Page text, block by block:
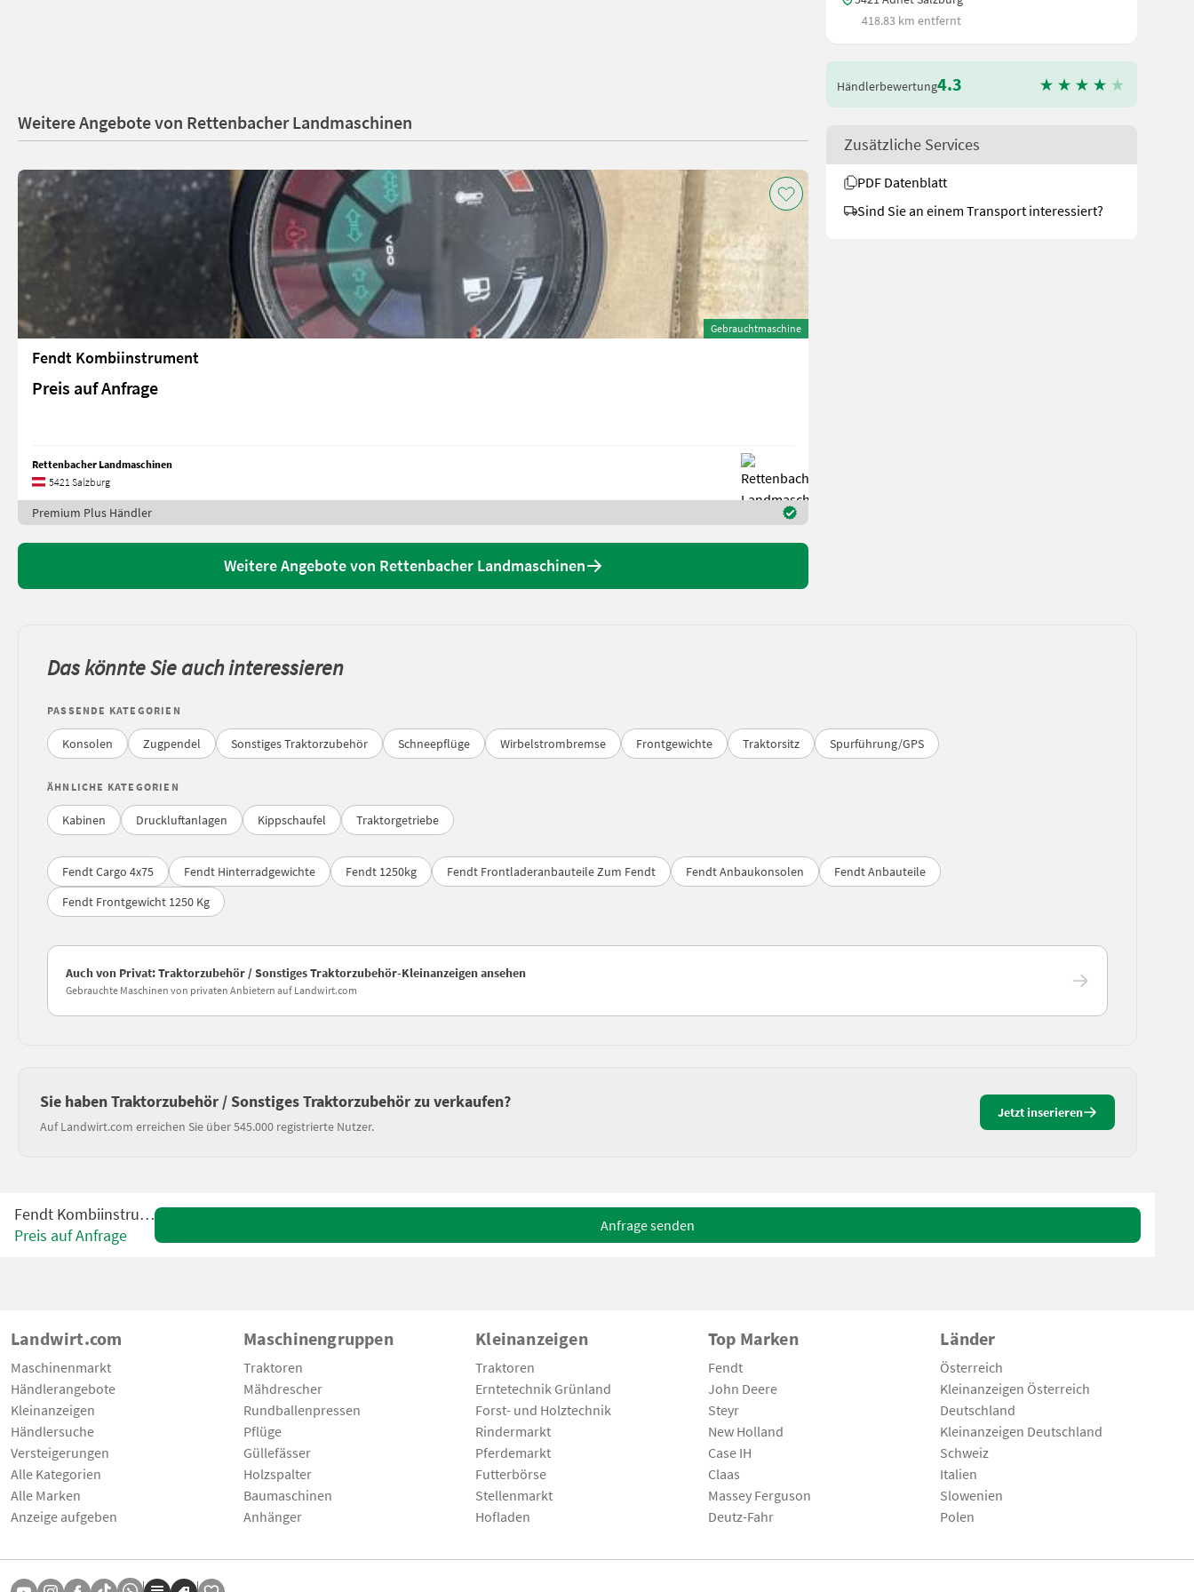
418.83 km entfernt
Händlerbewertung4.3
Zusätzliche Services
PDF Datenblatt
Sind Sie an einem Transport interessiert?
Weitere Angebote von Rettenbacher Landmaschinen
Gebrauchtmaschine
Fendt Kombiinstrument
Preis auf Anfrage
Rettenbacher Landmaschinen
5421 Salzburg
Premium Plus Händler
Weitere Angebote von Rettenbacher Landmaschinen
Das könnte Sie auch interessieren
PASSENDE KATEGORIEN
Konsolen Zugpendel Sonstiges Traktorzubehör Schneepflüge Wirbelstrombremse Frontgewichte Traktorsitz Spurführung/GPS
ÄHNLICHE KATEGORIEN
Kabinen Druckluftanlagen Kippschaufel Traktorgetriebe
Fendt Cargo 4x75 Fendt Hinterradgewichte Fendt 1250kg Fendt Frontladeranbauteile Zum Fendt Fendt Anbaukonsolen
Fendt Anbauteile
Fendt Frontgewicht 1250 Kg
Auch von Privat: Traktorzubehör / Sonstiges Traktorzubehör-Kleinanzeigen ansehen
Gebrauchte Maschinen von privaten Anbietern auf Landwirt.com
Sie haben Traktorzubehör / Sonstiges Traktorzubehör zu verkaufen?
Auf Landwirt.com erreichen Sie über 545.000 registrierte Nutzer.
Jetzt inserieren
Fendt Kombiinstrument
Preis auf Anfrage
Anfrage senden
Landwirt.com
Maschinenmarkt
Händlerangebote
Kleinanzeigen
Händlersuche
Versteigerungen
Alle Kategorien
Alle Marken
Anzeige aufgeben
Maschinengruppen
Traktoren
Mähdrescher
Rundballenpressen
Pflüge
Güllefässer
Holzspalter
Baumaschinen
Anhänger
Kleinanzeigen
Traktoren
Erntetechnik Grünland
Forst- und Holztechnik
Rindermarkt
Pferdemarkt
Futterbörse
Stellenmarkt
Hofladen
Top Marken
Fendt
John Deere
Steyr
New Holland
Case IH
Claas
Massey Ferguson
Deutz-Fahr
Länder
Österreich
Kleinanzeigen Österreich
Deutschland
Kleinanzeigen Deutschland
Schweiz
Italien
Slowenien
Polen